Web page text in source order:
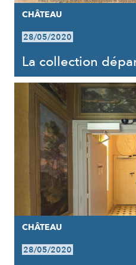
CHÂTEAU
28/05/2020
La collection
CHÂTEAU
28/05/2020